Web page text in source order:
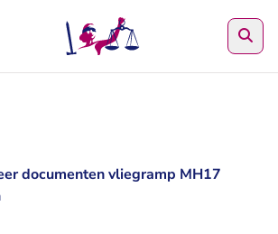
documenten vliegramp MH17